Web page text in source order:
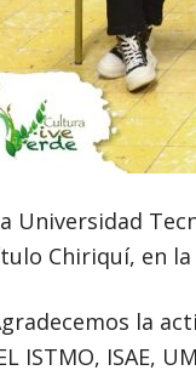
Universidad
Chiriquí, en
la
ISTMO, ISAE,